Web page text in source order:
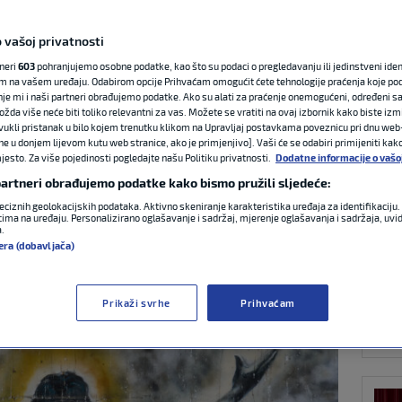
stadion na kojem
razbojnik i
>19:17 3 komentara
vašoj privatnosti
603pohranjujemo osobne podatke, kao što su podaci o pregledavanju ili jedinstveni
na vašem uređaju. Odabirom opcije Prihvaćam omogućit ćete tehnologije praćenja koje
mi i naši partneri obrađujemo podatke. Ako su alati za praćenje onemogućeni, određeni
više neće biti toliko relevantni za vas. Možete se vratiti na ovaj izbornik kako biste
pristanak u bilo kojem trenutku klikom na Upravljaj postavkama poveznicu pri dnu
u donjem lijevom kutu web stranice, ako je primjenjivo]. Vaši će se odabiri primijeniti
Za više pojedinosti pogledajte našu Politiku privatnosti.
Dodatne informacije o
obrađujemo podatke kako bismo pružili sljedeće:
geolokacijskih podataka. Aktivno skeniranje karakteristika uređaja za
na uređaju. Personalizirano oglašavanje i sadržaj, mjerenje oglašavanja i sadržaja,
(dobavljača)
Prikaži svrhe Prihvaćam